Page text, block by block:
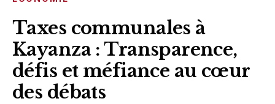
Taxes communales à
Kayanza : Transparence,
défis et méfiance au cœur
des débats